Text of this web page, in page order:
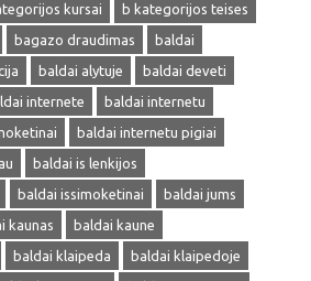
kursai
b kategorijos teises
bagazo draudimas
baldai
baldai alytuje
baldai deveti
internete
baldai internetu
baldai internetu pigiai
baldai is lenkijos
baldai issimoketinai
baldai jums
kaunas
baldai kaune
baldai klaipeda
baldai klaipedoje